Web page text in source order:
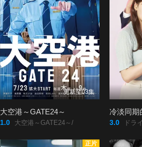
更新至03集
大空港～GATE24～
1.0 大空港～GATE24～/
冷淡同期
3.0 ドラ
正片